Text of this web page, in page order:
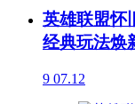
英雄联盟怀
经典玩法焕
9 07.12